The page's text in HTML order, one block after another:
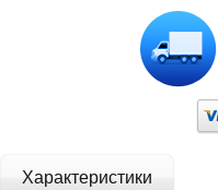
Характеристики